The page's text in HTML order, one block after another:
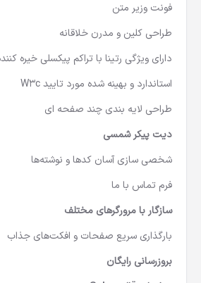
فونت وزیر متن
طراحی کلین و مدرن خلاقانه
دارای ویژگی رتینا با تراکم پیکسلی خیره
استاندارد و بهینه شده مورد تایید W3c
طراحی لایه بندی چند صفحه ای
دیت پیکر شمسی
شخصی سازی آسان کدها و نوشته‌ها
فرم تماس با ما
سازگار با مرورگرهای مختلف
بارگذاری سریع صفحات و افکت‌های جذاب
بروزرسانی رایگان